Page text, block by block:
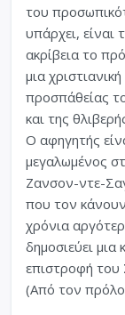
του
υπάρχει, είναι
ακρίβεια το
μια
προσπάθείας
και της
Ο αφηγητής
μεγαλωμένος
Ζανσον-ντε-
που τον
χρόνια
δημοσιεύει μια
επιστροφή του
(Από τον